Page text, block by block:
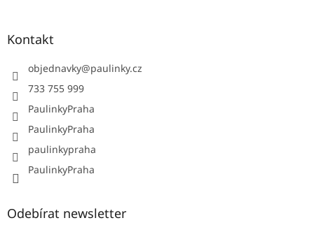
Kontakt
objednavky@paulinky.cz
733 755 999
PaulinkyPraha
PaulinkyPraha
paulinkypraha
PaulinkyPraha
Odebírat newsletter